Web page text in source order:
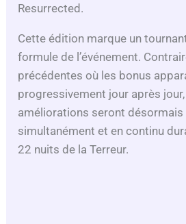
Resurrected.
Cette édition marque un
formule de l’événement.
précédentes où les bonus
progressivement jour après
améliorations seront
simultanément et en continu
22 nuits de la Terreur.